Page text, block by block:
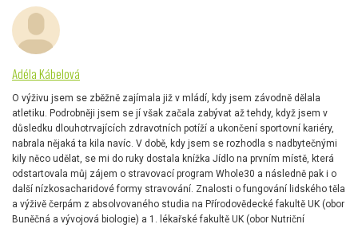
Adéla Kábelová
O výživu jsem se zběžně zajímala již v mládí, kdy jsem závodně dělala
atletiku. Podrobněji jsem se jí však začala zabývat až tehdy, když jsem v
důsledku dlouhotrvajících zdravotních potíží a ukončení sportovní kariéry,
nabrala nějaká ta kila navíc. V době, kdy jsem se rozhodla s nadbytečnými
kily něco udělat, se mi do ruky dostala knížka Jídlo na prvním místě, která
odstartovala můj zájem o stravovací program Whole30 a následně pak i o
další nízkosacharidové formy stravování. Znalosti o fungování lidského těla
a výživě čerpám z absolvovaného studia na Přírodovědecké fakultě UK (obor
Buněčná a vývojová biologie) a 1. lékařské fakultě UK (obor Nutriční